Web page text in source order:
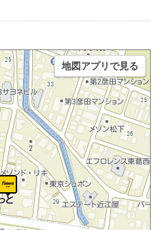
地図アプリで見る